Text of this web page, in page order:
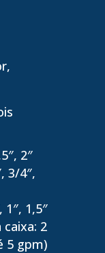
2″
3/4″,
1,5″
caixa: 2
5 gpm)